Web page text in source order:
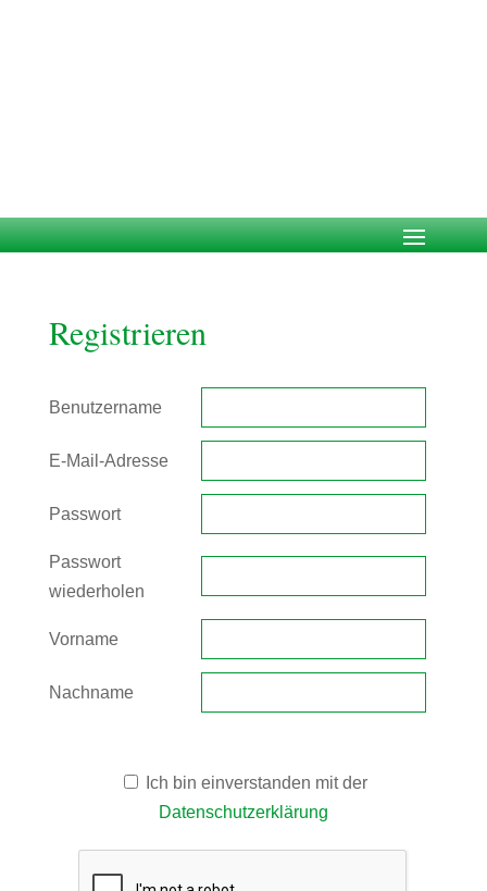
Registrieren
Benutzername
E-Mail-Adresse
Passwort
Passwort
wiederholen
Vorname
Nachname
Ich bin einverstanden mit der
Datenschutzerklärung